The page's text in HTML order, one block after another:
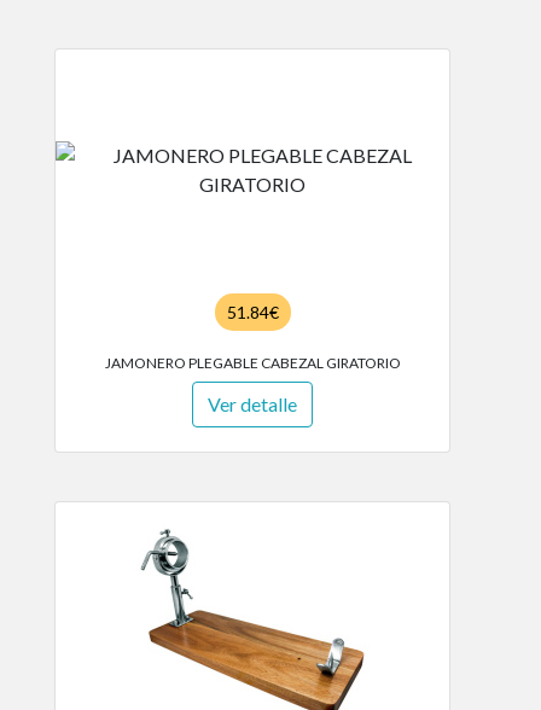
51.84€
JAMONERO PLEGABLE CABEZAL GIRATORIO
Ver detalle